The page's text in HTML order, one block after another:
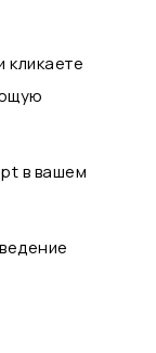
кликаете
в вашем